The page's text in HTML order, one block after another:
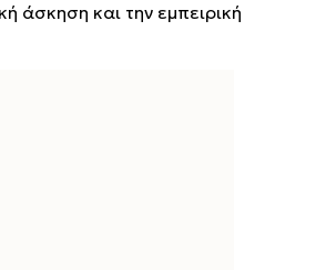
άσκηση και την εμπειρική